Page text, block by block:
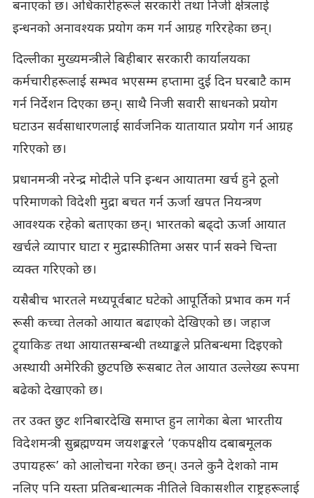
बनाएको छ। अधिकारीहरूले सरकारी तथा निजी क्षेत्रलाई
इन्धनको अनावश्यक प्रयोग कम गर्न आग्रह गरिरहेका छन्।
दिल्लीका मुख्यमन्त्रीले बिहीबार सरकारी कार्यालयका
कर्मचारीहरूलाई सम्भव भएसम्म हप्तामा दुई दिन घरबाटै काम
गर्न निर्देशन दिएका छन्। साथै निजी सवारी साधनको प्रयोग
घटाउन सर्वसाधारणलाई सार्वजनिक यातायात प्रयोग गर्न आग्रह
गरिएको छ।
प्रधानमन्त्री नरेन्द्र मोदीले पनि इन्धन आयातमा खर्च हुने ठूलो
परिमाणको विदेशी मुद्रा बचत गर्न ऊर्जा खपत नियन्त्रण
आवश्यक रहेको बताएका छन्। भारतको बढ्दो ऊर्जा आयात
खर्चले व्यापार घाटा र मुद्रास्फीतिमा असर पार्न सक्ने चिन्ता
व्यक्त गरिएको छ।
यसैबीच भारतले मध्यपूर्वबाट घटेको आपूर्तिको प्रभाव कम गर्न
रूसी कच्चा तेलको आयात बढाएको देखिएको छ। जहाज
ट्र्याकिङ तथा आयातसम्बन्धी तथ्याङ्कले प्रतिबन्धमा दिइएको
अस्थायी अमेरिकी छुटपछि रूसबाट तेल आयात उल्लेख्य रूपमा
बढेको देखाएको छ।
तर उक्त छुट शनिबारदेखि समाप्त हुन लागेका बेला भारतीय
विदेशमन्त्री सुब्रह्मण्यम जयशङ्करले ‘एकपक्षीय दबाबमूलक
उपायहरू’ को आलोचना गरेका छन्। उनले कुनै देशको नाम
नलिए पनि यस्ता प्रतिबन्धात्मक नीतिले विकासशील राष्ट्रहरूलाई